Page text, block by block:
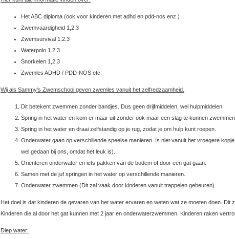
Het ABC diploma (ook voor kinderen met adhd en pdd-nos enz.)
Zwemvaardigheid 1,2,3
Zwemsurvival 1.2.3
Waterpolo 1.2.3
Snorkelen 1,2,3
Zwemles ADHD / PDD-NOS etc.
Wij als Sammy's Zwemschool geven zwemles vanuit het zelfredzaamheid.
Dit betekent zwemmen zonder bandjes. Dus geen drijfmiddelen, wel hulpmiddelen.
Spring in het water en kom er maar uit zonder ook maar een slag te kunnen zwemmen.
Spring in het water en draai zelfstandig op je rug, zodat je om hulp kunt roepen.
Onderwater gaan op verschillende speelse manieren. Is niet vanuit het vroegere
wel gedaan bij ons, omdat het leuk is).
Oriënteren onderwater en iets pakken van de bodem of door een gat gaan.
Samen met de juf springen in het water op verschillende manieren.
Onderwater zwemmen (Dit zal vaak door kinderen vanuit trappelen gebeuren).
Het doel is dat kinderen de gevaren van het water ervaren en weten wat ze moeten doen. Dit
Kinderen die al door het gat kunnen met 2 jaar en onderwaterzwemmen. Kinderen raken
Diep water: